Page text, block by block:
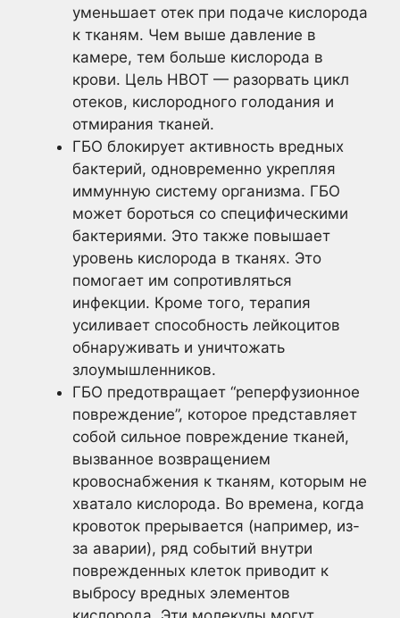
уменьшает отек при подаче кислорода
к тканям. Чем выше давление в
камере, тем больше кислорода в
крови. Цель HBOT — разорвать цикл
отеков, кислородного голодания и
отмирания тканей.
ГБО блокирует активность вредных
бактерий, одновременно укрепляя
иммунную систему организма. ГБО
может бороться со специфическими
бактериями. Это также повышает
уровень кислорода в тканях. Это
помогает им сопротивляться
инфекции. Кроме того, терапия
усиливает способность лейкоцитов
обнаруживать и уничтожать
злоумышленников.
ГБО предотвращает “реперфузионное
повреждение”, которое представляет
собой сильное повреждение тканей,
вызванное возвращением
кровоснабжения к тканям, которым не
хватало кислорода. Во времена, когда
кровоток прерывается (например, из-
за аварии), ряд событий внутри
поврежденных клеток приводит к
выбросу вредных элементов